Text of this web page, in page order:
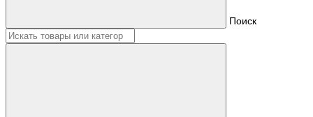
Поиск